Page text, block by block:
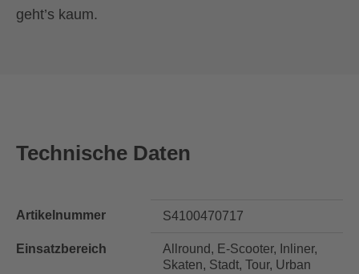
geht’s kaum.
Technische Daten
Artikelnummer S4100470717
Einsatzbereich
Allround, E-Scooter, Inliner,
Skaten, Stadt, Tour, Urban